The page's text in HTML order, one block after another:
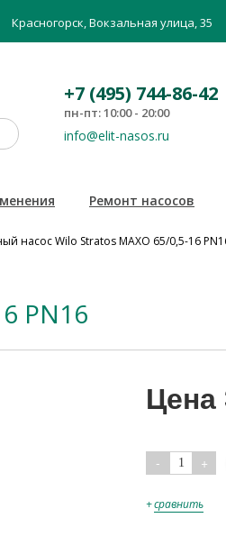
Красногорск, Вокзальная улица, 35
+7 (495) 744-86-42
пн-пт: 10:00 - 20:00
info@elit-nasos.ru
Ремонт насосов
насос Wilo Stratos MAXO 65/0,5-16
PN16
Цена
- 1 +
+сравнить